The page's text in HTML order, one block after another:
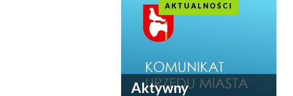
AKTUALNOŚCI
Aktywny